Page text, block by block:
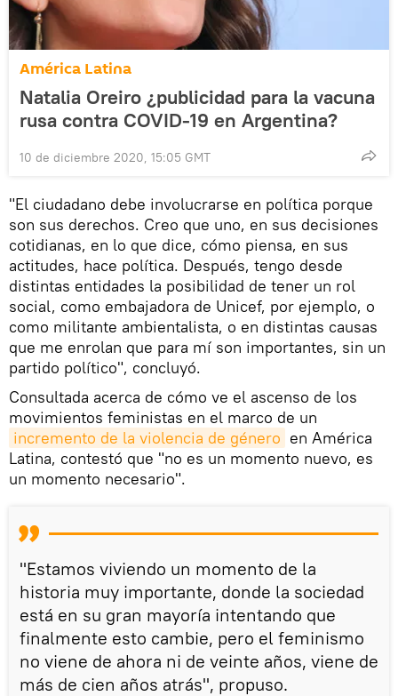
América Latina
Natalia Oreiro ¿publicidad para la vacuna
rusa contra COVID-19 en Argentina?
10 de diciembre 2020, 15:05 GMT
"El ciudadano debe involucrarse en política porque
son sus derechos. Creo que uno, en sus decisiones
cotidianas, en lo que dice, cómo piensa, en sus
actitudes, hace política. Después, tengo desde
distintas entidades la posibilidad de tener un rol
social, como embajadora de Unicef, por ejemplo, o
como militante ambientalista, o en distintas causas
que me enrolan que para mí son importantes, sin un
partido político", concluyó.
Consultada acerca de cómo ve el ascenso de los
movimientos feministas en el marco de un
incremento de la violencia de género en América
Latina, contestó que "no es un momento nuevo, es
un momento necesario".
"Estamos viviendo un momento de la
historia muy importante, donde la sociedad
está en su gran mayoría intentando que
finalmente esto cambie, pero el feminismo
no viene de ahora ni de veinte años, viene de
más de cien años atrás", propuso.